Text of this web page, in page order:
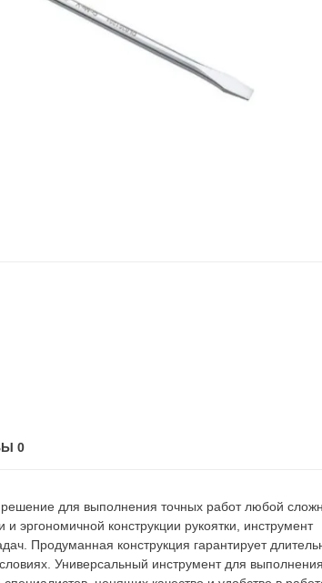
0
для выполнения точных работ любой
эргономичной конструкции рукоятки, инструмент
Продуманная конструкция гарантирует
Универсальный инструмент для выполнения